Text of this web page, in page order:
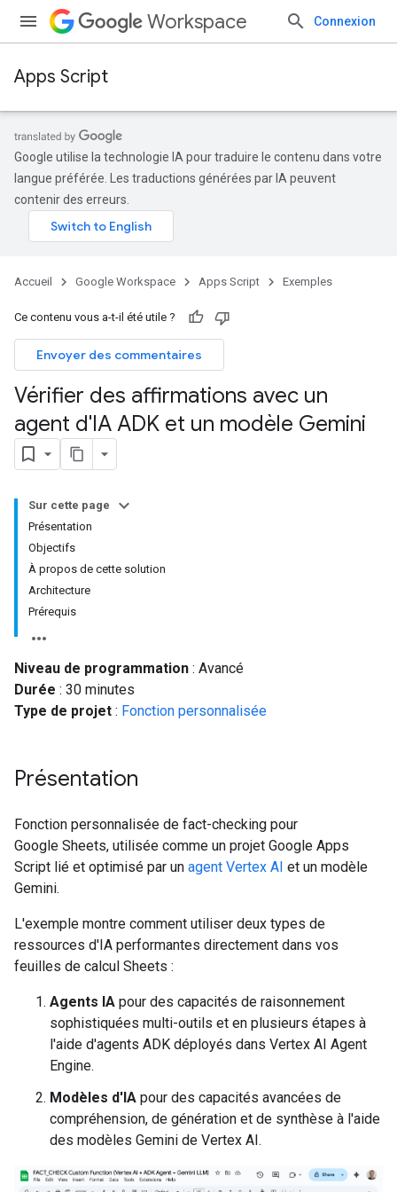
Workspace Connexion
Apps Script
Google utilise la technologie IA pour traduire le contenu dans votre
langue préférée. Les traductions générées par IA peuvent
contenir des erreurs.
Accueil Google Workspace Apps Script Exemples
Ce contenu vous a-t-il été utile ?
Envoyer des commentaires
Vérifier des affirmations avec un
agent d'IA ADK et un modèle Gemini
Sur cette page
Présentation
Objectifs
À propos de cette solution
Architecture
Prérequis
Niveau de programmation : Avancé
Durée : 30 minutes
Type de projet : Fonction personnalisée
Présentation
Fonction personnalisée de fact-checking pour
Google Sheets, utilisée comme un projet Google Apps
Script lié et optimisé par un agent Vertex AI et un modèle
Gemini.
L'exemple montre comment utiliser deux types de
ressources d'IA performantes directement dans vos
feuilles de calcul Sheets :
Agents IA pour des capacités de raisonnement
sophistiquées multi-outils et en plusieurs étapes à
l'aide d'agents ADK déployés dans Vertex AI Agent
Engine.
Modèles d'IA pour des capacités avancées de
compréhension, de génération et de synthèse à l'aide
des modèles Gemini de Vertex AI.